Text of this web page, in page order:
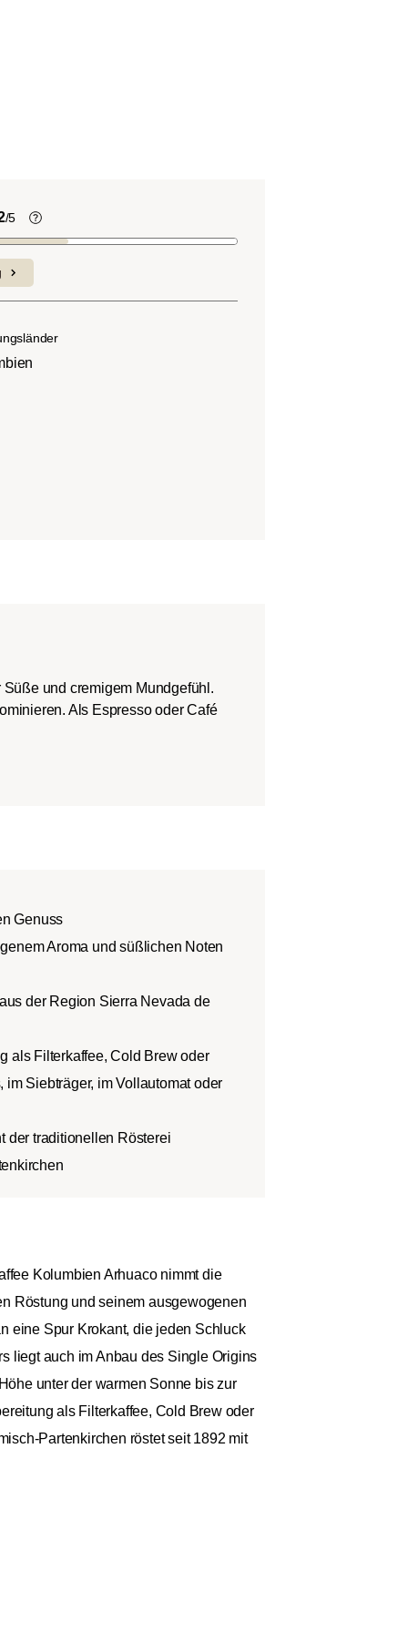
/5
Kaffeebohnen enthalten, wie viele
Bohnensorte, Anbauhöhe, Herkunft und
und cremigem Mundgefühl.
Als Espresso oder Café
Genuss
Aroma und süßlichen Noten
der Region Sierra Nevada de
als Filterkaffee, Cold Brew oder
Siebträger, im Vollautomat oder
der traditionellen Rösterei
Kolumbien Arhuaco nimmt die
Röstung und seinem ausgewogenen
eine Spur Krokant, die jeden Schluck
liegt auch im Anbau des Single Origins
unter der warmen Sonne bis zur
als Filterkaffee, Cold Brew oder
Partenkirchen röstet seit 1892 mit